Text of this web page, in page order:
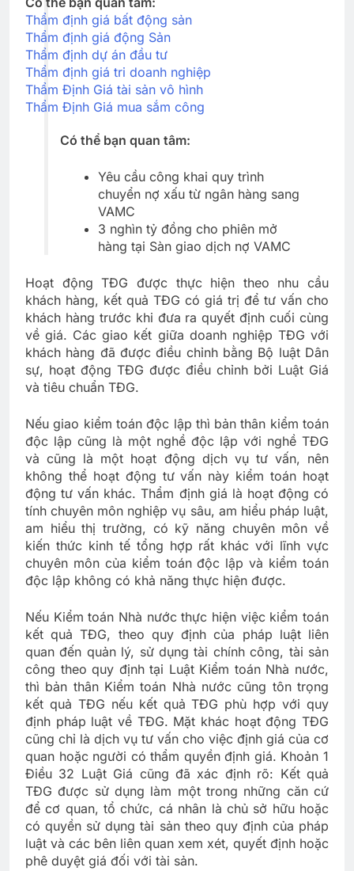
Thẩm định giá bất động sản
Thẩm định giá động Sản
Thẩm định dự án đầu tư
Thẩm định giá tri doanh nghiệp
Thẩm Định Giá tài sản vô hình
Thẩm Định Giá mua sắm công
Có thể bạn quan tâm:
Yêu cầu công khai quy trình
chuyển nợ xấu từ ngân hàng sang
VAMC
3 nghìn tỷ đồng cho phiên mở
hàng tại Sàn giao dịch nợ VAMC
Hoạt động TĐG được thực hiện theo nhu cầu
khách hàng, kết quả TĐG có giá trị để tư vấn cho
khách hàng trước khi đưa ra quyết định cuối cùng
về giá. Các giao kết giữa doanh nghiệp TĐG với
khách hàng đã được điều chỉnh bằng Bộ luật Dân
sự, hoạt động TĐG được điều chỉnh bởi Luật Giá
và tiêu chuẩn TĐG.
Nếu giao kiểm toán độc lập thì bản thân kiểm toán
độc lập cũng là một nghề độc lập với nghề TĐG
và cũng là một hoạt động dịch vụ tư vấn, nên
không thể hoạt động tư vấn này kiểm toán hoạt
động tư vấn khác. Thẩm định giá là hoạt động có
tính chuyên môn nghiệp vụ sâu, am hiểu pháp luật,
am hiểu thị trường, có kỹ năng chuyên môn về
kiến thức kinh tế tổng hợp rất khác với lĩnh vực
chuyên môn của kiểm toán độc lập và kiểm toán
độc lập không có khả năng thực hiện được.
Nếu Kiểm toán Nhà nước thực hiện việc kiểm toán
kết quả TĐG, theo quy định của pháp luật liên
quan đến quản lý, sử dụng tài chính công, tài sản
công theo quy định tại Luật Kiểm toán Nhà nước,
thì bản thân Kiểm toán Nhà nước cũng tôn trọng
kết quả TĐG nếu kết quả TĐG phù hợp với quy
định pháp luật về TĐG. Mặt khác hoạt động TĐG
cũng chỉ là dịch vụ tư vấn cho việc định giá của cơ
quan hoặc người có thẩm quyền định giá. Khoản 1
Điều 32 Luật Giá cũng đã xác định rõ: Kết quả
TĐG được sử dụng làm một trong những căn cứ
để cơ quan, tổ chức, cá nhân là chủ sở hữu hoặc
có quyền sử dụng tài sản theo quy định của pháp
luật và các bên liên quan xem xét, quyết định hoặc
phê duyệt giá đối với tài sản.